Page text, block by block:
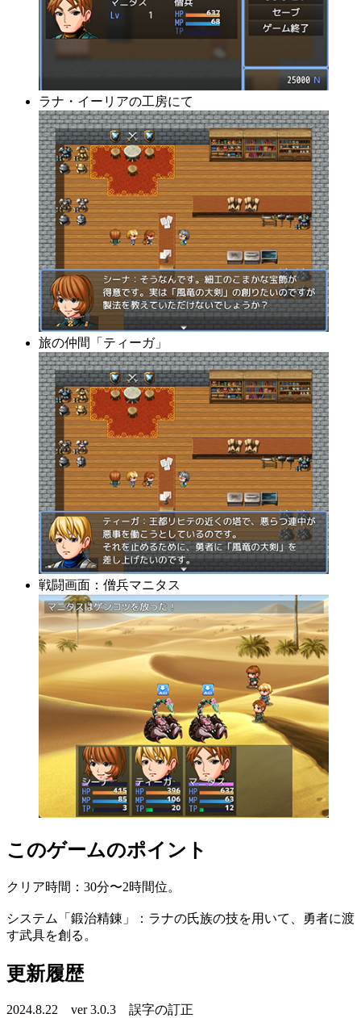
ラナ・イーリアの工房にて
旅の仲間「ティーガ」
戦闘画面：僧兵マニタス
このゲームのポイント
クリア時間：30分〜2時間位。
システム「鍛治精錬」：ラナの氏族の技を用いて、勇者に渡
す武具を創る。
更新履歴
2024.8.22 ver 3.0.3 誤字の訂正